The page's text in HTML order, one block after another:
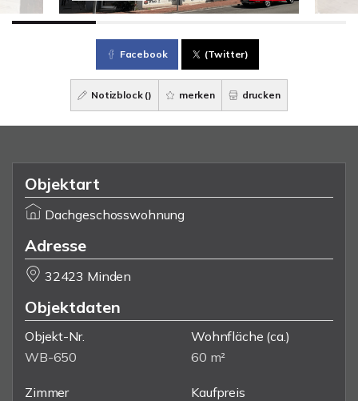
Facebook (Twitter)
Notizblock () merken drucken
Objektart
Dachgeschosswohnung
Adresse
32423 Minden
Objektdaten
Objekt-Nr.
WB-650
Wohnfläche (ca.)
60 m²
Zimmer
Kaufpreis